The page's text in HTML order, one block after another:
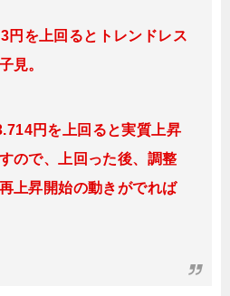
円を上回るとトレンドレス
見。
円を上回ると実質上昇
ので、上回った後、調整
上昇開始の動きがでれば